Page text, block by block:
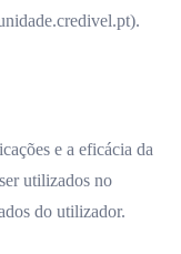
e a eficácia da
utilizados no
do utilizador.